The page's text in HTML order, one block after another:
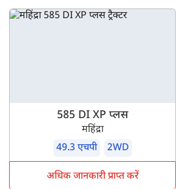
585 DI XP प्लस
महिंद्रा
49.3 एचपी
2WD
अधिक जानकारी प्राप्त करें